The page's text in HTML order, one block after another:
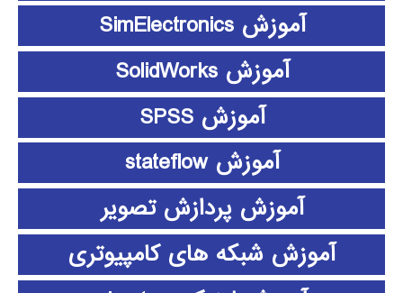
آموزش SimElectronics
آموزش SolidWorks
آموزش SPSS
آموزش stateflow
آموزش پردازش تصویر
آموزش شبکه های کامپیوتری